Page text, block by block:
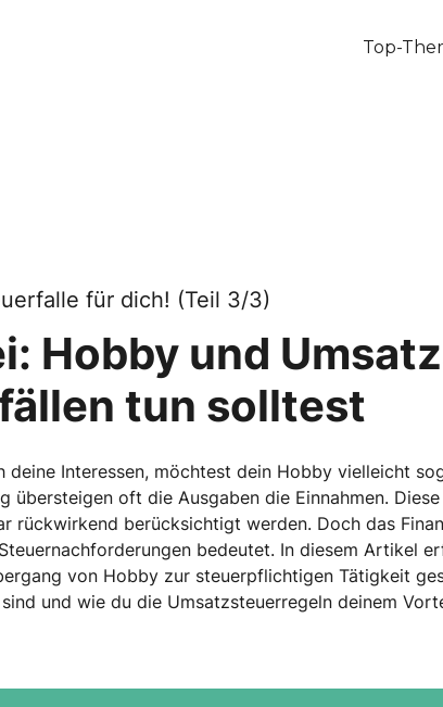
Top-
für dich! (Teil 3/3)
Hobby und
tun solltest
Interessen, möchtest dein Hobby vielleicht
übersteigen oft die Ausgaben die Einnahmen.
rückwirkend berücksichtigt werden. Doch das
bedeutet. In diesem Artikel
von Hobby zur steuerpflichtigen Tätigkeit
und wie du die Umsatzsteuerregeln deinem